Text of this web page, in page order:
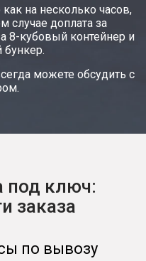
на несколько часов,
случае доплата за
8-кубовый контейнер и
бункер.
можете обсудить с
под ключ:
заказа
по вывозу